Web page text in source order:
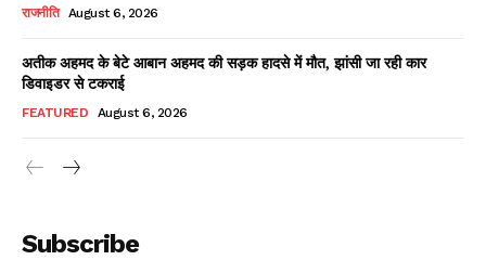
Read Latest News on AIN
NEWS 1 App
राजनीति August 6, 2026
अतीक अहमद के बेटे आबान अहमद की सड़क हादसे में मौत, झांसी जा रही कार
डिवाइडर से टकराई
FEATURED August 6, 2026
Subscribe